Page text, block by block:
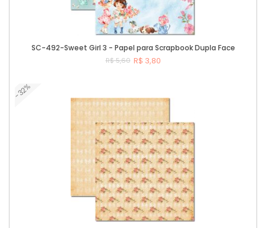
SC-492-Sweet Girl 3 - Papel para Scrapbook Dupla Face
R$ 5,60 R$ 3,80
-32%